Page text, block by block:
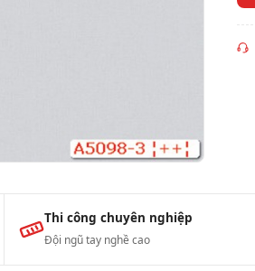
Thi công chuyên nghiệp
Đội ngũ tay nghề cao